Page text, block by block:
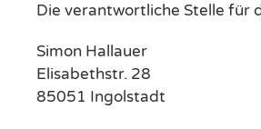
Die verantwortliche Stelle für
Simon Hallauer
Elisabethstr. 28
85051 Ingolstadt